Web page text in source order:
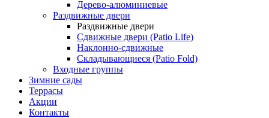
Дерево-алюминиевые
Раздвижные двери
Раздвижные двери
Сдвижные двери (Patio Life)
Наклонно-сдвижные
Складывающиеся (Patio Fold)
Входные группы
Зимние сады
Террасы
Акции
Контакты